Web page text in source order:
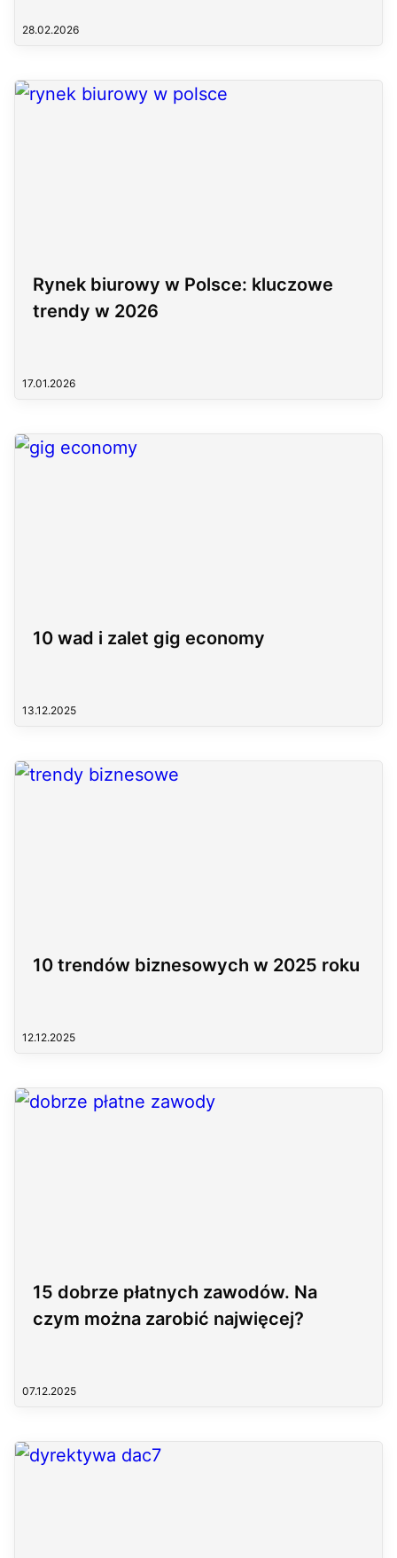
28.02.2026
Rynek biurowy w Polsce: kluczowe
trendy w 2026
17.01.2026
10 wad i zalet gig economy
13.12.2025
10 trendów biznesowych w 2025 roku
12.12.2025
15 dobrze płatnych zawodów. Na
czym można zarobić najwięcej?
07.12.2025